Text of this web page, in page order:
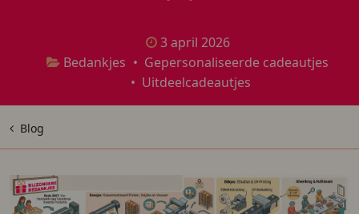
3 april 2026
Bedankjes • Gepersonaliseerde cadeautjes
• Uitdeelcadeautjes
Blog